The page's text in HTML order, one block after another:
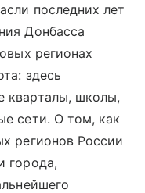
последних лет
Донбасса
регионах
здесь
кварталы, школы,
сети. О том, как
регионов России
города,